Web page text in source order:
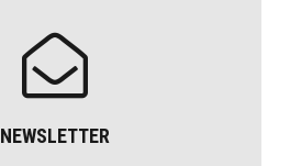
NEWSLETTER